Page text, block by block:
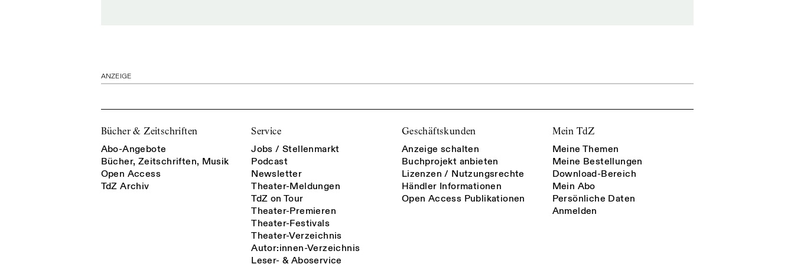
ANZEIGE
Bücher & Zeitschriften
Abo-Angebote
Bücher, Zeitschriften, Musik
Open Access
TdZ Archiv
Service
Jobs / Stellenmarkt
Podcast
Newsletter
Theater-Meldungen
TdZ on Tour
Theater-Premieren
Theater-Festivals
Theater-Verzeichnis
Autor:innen-Verzeichnis
Leser- & Aboservice
Geschäftskunden
Anzeige schalten
Buchprojekt anbieten
Lizenzen / Nutzungsrechte
Händler Informationen
Open Access Publikationen
Mein TdZ
Meine Themen
Meine Bestellungen
Download-Bereich
Mein Abo
Persönliche Daten
Anmelden